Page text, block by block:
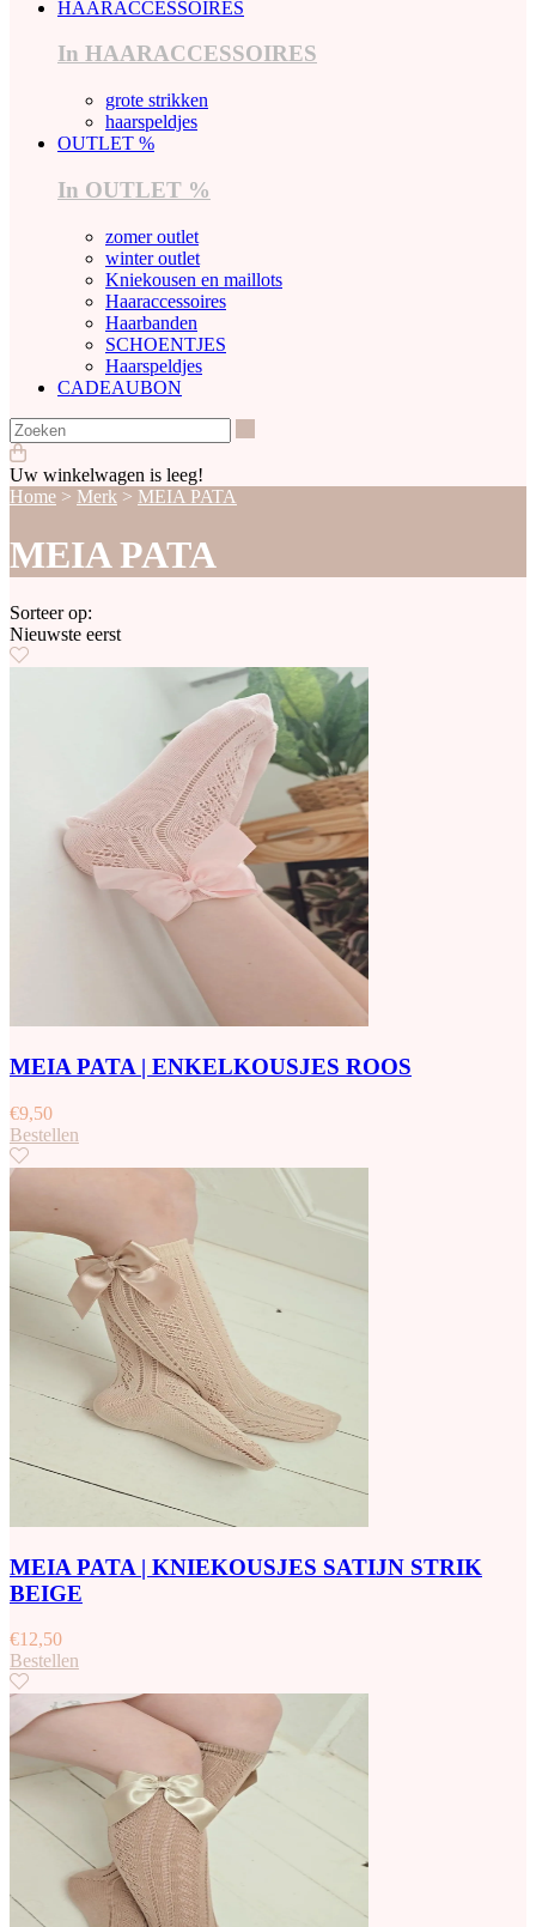
HAARACCESSOIRES
In HAARACCESSOIRES
grote strikken
haarspeldjes
OUTLET %
In OUTLET %
zomer outlet
winter outlet
Kniekousen en maillots
Haaraccessoires
Haarbanden
SCHOENTJES
Haarspeldjes
CADEAUBON
Uw winkelwagen is leeg!
Home > Merk > MEIA PATA
MEIA PATA
Sorteer op:
Nieuwste eerst
MEIA PATA | ENKELKOUSJES ROOS
€9,50
Bestellen
MEIA PATA | KNIEKOUSJES SATIJN STRIK
BEIGE
€12,50
Bestellen